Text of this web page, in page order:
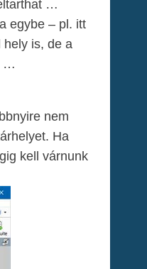
…
egybe – pl. itt
hely is, de a
…
nem
Ha
kell várnunk